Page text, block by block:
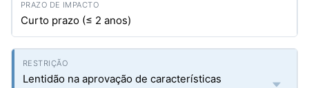
Curto prazo (≤ 2 anos)
Lentidão na aprovação de características